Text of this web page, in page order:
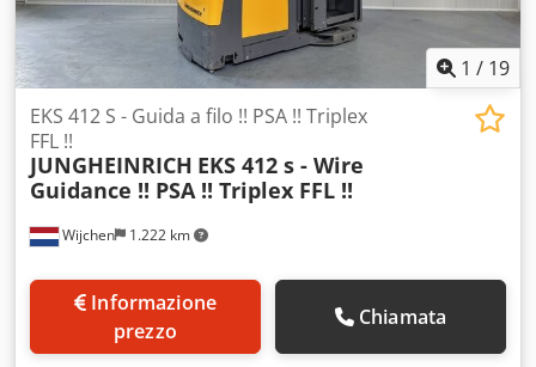
1 / 19
Wijchen 1.222 km
EKS 412 S - Guida a filo !! PSA !! Triplex
FFL !!
JUNGHEINRICH EKS 412 s - Wire
Guidance !! PSA !! Triplex FFL !!
prezzo
Chiamata